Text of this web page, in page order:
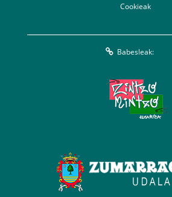
Cookieak
Babesleak: